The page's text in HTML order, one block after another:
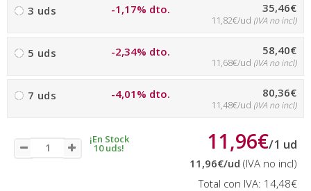
3 uds -1,17% dto. 35,46€
11,82€/ud (IVA no incl)
5 uds -2,34% dto. 58,40€
11,68€/ud (IVA no incl)
7 uds -4,01% dto. 80,36€
11,48€/ud (IVA no incl)
¡En Stock
10 uds! 11,96€/1 ud
11,96€/ud (IVA no incl)
Total con IVA: 14,48€